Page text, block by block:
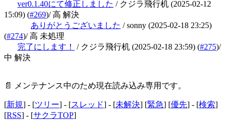
ver0.1.40にて修正しました / クジラ飛行机 (2025-02-12
15:09) (#269)/ 高 解決
ありがとうございました / sonny (2025-02-18 23:25)
(#274)/ 高 未処理
完了にします！
/ クジラ飛行机 (2025-02-18 23:59) (#275)/
中 解決
📄 メンテナンス中のため現在読み込み専用です。
[新規] - [ツリー] - [スレッド] - [未解決] [緊急] [優先] - [検索]
[RSS] - [サクラTOP]